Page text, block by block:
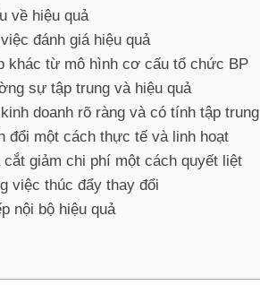
về hiệu quả
đánh giá hiệu quả
khác từ mô hình cơ cấu tổ chức BP
sự tập trung và hiệu quả
doanh rõ ràng và có tính tập trung
đổi một cách thực tế và linh hoạt
giảm chi phí một cách quyết liệt
việc thúc đẩy thay đổi
nội bộ hiệu quả